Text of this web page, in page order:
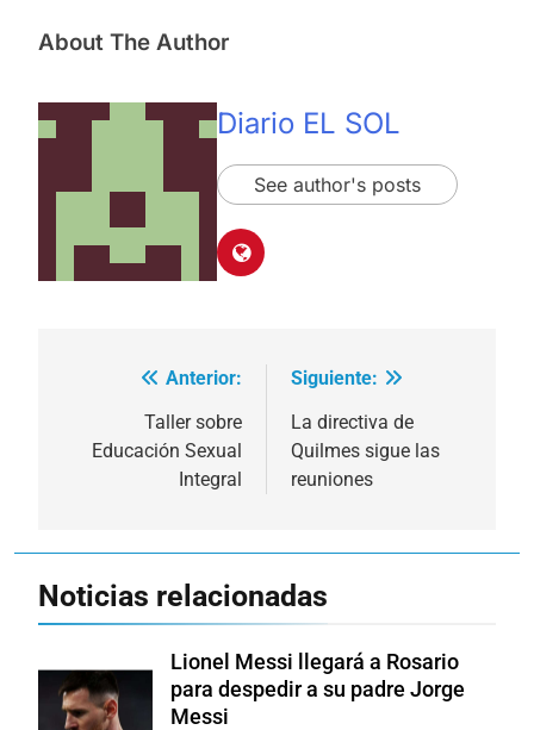
About The Author
Diario EL SOL
See author's posts
Navegación
Anterior:
Taller sobre
Educación Sexual
Integral
Siguiente:
La directiva de
Quilmes sigue las
reuniones
Noticias relacionadas
Lionel Messi llegará a Rosario
para despedir a su padre Jorge
Messi